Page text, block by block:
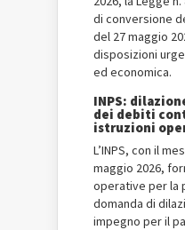
di conversione
del 27 maggio
disposizioni
ed economica.
INPS:
dei debiti
istruzioni
L’INPS, con il
maggio 2026,
operative per la
domanda di
impegno per il